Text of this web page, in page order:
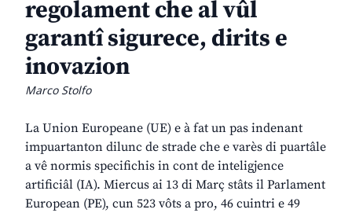
regolament che al vûl
garantî sigurece, dirits e
inovazion
Marco Stolfo
La Union Europeane (UE) e à fat un pas indenant
impuartanton dilunc de strade che e varès di puartâle
a vê normis specifichis in cont de inteligjence
artificiâl (IA). Miercus ai 13 di Març stâts il Parlament
European (PE), cun 523 vôts a pro, 46 cuintri e 49